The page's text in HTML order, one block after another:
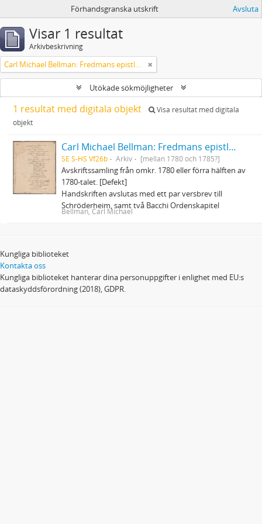
Förhandsgranska utskrift Avsluta
Visar 1 resultat
Arkivbeskrivning
Carl Michael Bellman: Fredmans epistlar och sånger m.fl. Bellman-texter
Utökade sökmöjligheter
1 resultat med digitala objekt
Visa resultat med digitala
objekt
Carl Michael Bellman: Fredmans epistlar och sånger m.fl. Bellman-texter
SE S-HS Vf26b Arkiv [mellan 1780 och 1785?]
Avskriftssamling från omkr. 1780 eller förra hälften av
1780-talet. [Defekt]
Handskriften avslutas med ett par versbrev till
Schröderheim, samt två Bacchi Ordenskapitel
Bellman, Carl Michael
Kungliga biblioteket
Kontakta oss
Kungliga biblioteket hanterar dina personuppgifter i enlighet med EU:s
dataskyddsförordning (2018), GDPR.